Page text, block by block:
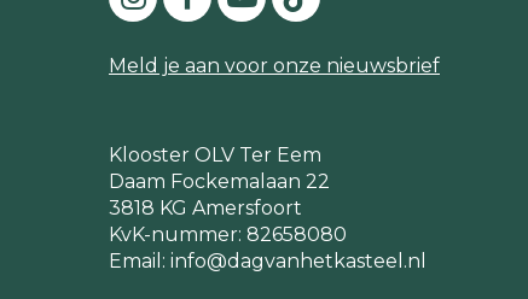
Meld je aan voor onze nieuwsbrief
Klooster OLV Ter Eem
Daam Fockemalaan 22
3818 KG Amersfoort
KvK-nummer: 82658080
Email: info@dagvanhetkasteel.nl